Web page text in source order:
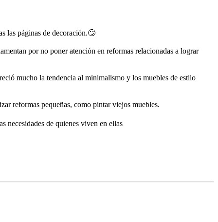
las páginas de decoración.🙄
por no poner atención en reformas relacionadas a lograr
la tendencia al minimalismo y los muebles de estilo
pequeñas, como pintar viejos muebles.
necesidades de quienes viven en ellas